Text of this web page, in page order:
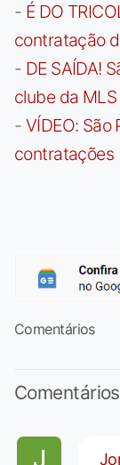
- É DO
contratação
- DE SAÍDA!
clube da MLS
- VÍDEO: São
contratações
Comentários